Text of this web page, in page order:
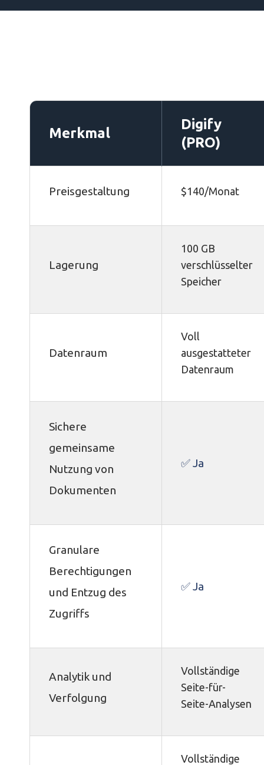
Merkmal
Digify
(PRO)
Preisgestaltung $140/Monat
Lagerung
100 GB
verschlüsselter
Speicher
Datenraum
Voll
ausgestatteter
Datenraum
Sichere
gemeinsame
Nutzung von
Dokumenten
✅ Ja
Granulare
Berechtigungen
und Entzug des
Zugriffs
✅ Ja
Analytik und
Verfolgung
Vollständige
Seite-für-
Seite-Analysen
Vollständige